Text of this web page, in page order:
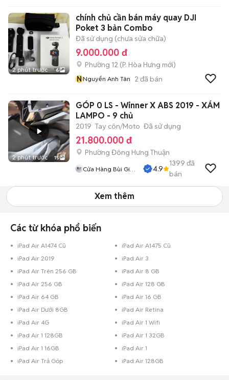
2 phút trước 6
chính chủ cần bán máy quay DJI
Poket 3 bản Combo
Đã sử dụng (chưa sửa chữa)
9.000.000 đ
Phường 12 (P. Hòa Hưng mới)
NNguyển Anh Tân 2 đã bán
2 phút trước 15
GÓP 0 LS - Winner X ABS 2019 - XÁM
LAMPO - 9 chủ
2019 Tay côn/Moto Đã sử dụng
21.800.000 đ
Phường Đông Hưng Thuận
Cửa Hàng Bùi Gia
4.9
1399 đã
bán
Xem thêm
Các từ khóa phổ biến
iPad Air A1474 Cũ
iPad Air A1475 Cũ
iPad Air 2019
iPad Air 3
iPad Air Trên 256 GB
iPad Air 8 GB
iPad Air 256 GB
iPad Air 128 GB
iPad Air 64 GB
iPad Air 16 GB
iPad Air Dưới 8GB
iPad Air Retina
iPad Air 4G
iPad Air 1 Wifi
iPad Air 1 128GB
iPad Air 1 32GB
iPad Air 1 16GB
iPad Air 1
iPad Air Trả Góp
iPad Air 128GB